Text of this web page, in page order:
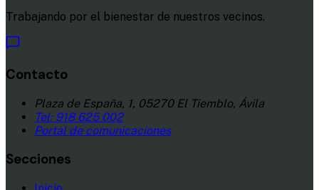
Trabajando por el bienestar de nuestros vecinos.
Contacto
Plaza de España, 1, 05270 El Tiemblo, Ávila
Tel: 918 625 002
Portal de comunicaciones
Secciones